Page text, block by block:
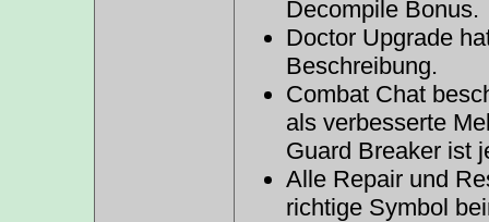
Decompile Bonus.
Doctor Upgrade
Beschreibung.
Combat Chat
als verbesserte
Guard Breaker ist
Alle Repair und
richtige Symbol